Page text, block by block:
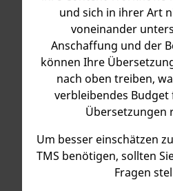
und sich in ihrer Art
voneinander
Anschaffung und der
können Ihre
nach oben treiben,
verbleibendes
Übersetzungen
Um besser einschätzen
TMS benötigen, sollten
Fragen